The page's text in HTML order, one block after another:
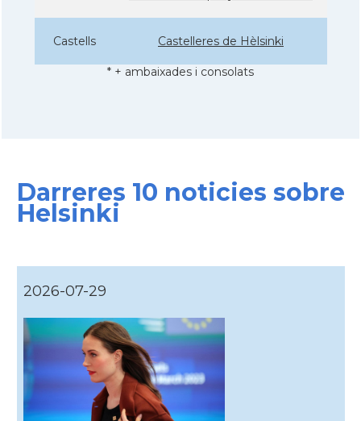
Castells Castelleres de Hèlsinki
* + ambaixades i consolats
Darreres 10 noticies sobre
Helsinki
2026-07-29